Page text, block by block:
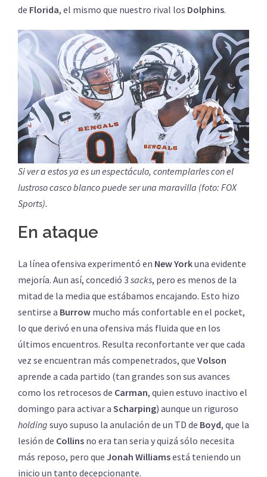
de Florida, el mismo que nuestro rival los Dolphins.
Si ver a estos ya es un espectáculo, contemplarles con el
lustroso casco blanco puede ser una maravilla (foto: FOX
Sports).
En ataque
La línea ofensiva experimentó en New Yorkuna evidente
mejoría. Aun así, concedió 3 sacks, pero es menos de la
mitad de la media que estábamos encajando. Esto hizo
sentirse a Burrow mucho más confortable en el pocket,
lo que derivó en una ofensiva más fluida que en los
últimos encuentros. Resulta reconfortante ver que cada
vez se encuentran más compenetrados, que Volson
aprende a cada partido (tan grandes son sus avances
como los retrocesos de Carman, quien estuvo inactivo el
domingo para activar a Scharping) aunque un riguroso
holding suyo supuso la anulación de un TD de Boyd, que la
lesión de Collins no era tan seria y quizá sólo necesita
más reposo, pero que Jonah Williamsestá teniendo un
inicio un tanto decepcionante.